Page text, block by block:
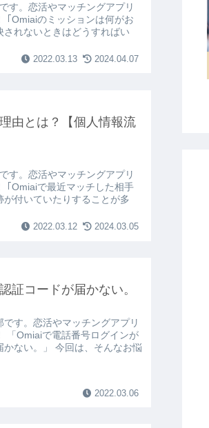
す。恋活やマッチングアプリ
｢Omiaiのミッションは何がお
れないときはどうすればい
2022.03.13 2024.04.07
由とは？【個人情報流
す。恋活やマッチングアプリ
｢Omiaiで最近マッチした相手
付いていたりすることが多
2022.03.12 2024.03.05
証コードが届かない。
す。恋活やマッチングアプリ
「Omiaiで電話番号ログインが
ない。」 今回は、そんなお悩
2022.03.06